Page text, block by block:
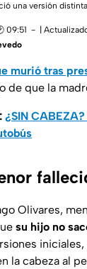
una versión
09:51 |
murió tras
de que la
¿SIN
Olivares,
su hijo no
la cabeza al